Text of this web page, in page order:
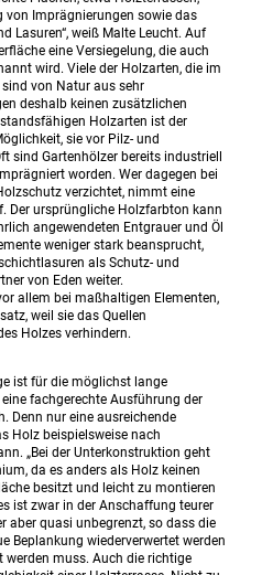
Imprägnierungen sowie das
Lasuren“, weiß Malte Leucht. Auf
eine Versiegelung, die auch
wird. Viele der Holzarten, die im
von Natur aus sehr
deshalb keinen zusätzlichen
Holzarten ist der
sie vor Pilz- und
sind Gartenhölzer bereits industriell
worden. Wer dagegen bei
verzichtet, nimmt eine
Der ursprüngliche Holzfarbton kann
angewendeten Entgrauer und Öl
weniger stark beansprucht,
als Schutz- und
von Eden weiter.
allem bei maßhaltigen Elementen,
weil sie das Quellen
Holzes verhindern.
ist für die möglichst lange
fachgerechte Ausführung der
Denn nur eine ausreichende
Holz beispielsweise nach
„Bei der Unterkonstruktion geht
da es anders als Holz keinen
besitzt und leicht zu montieren
ist zwar in der Anschaffung teurer
aber quasi unbegrenzt, so dass die
Beplankung wiederverwertet werden
muss. Auch die richtige